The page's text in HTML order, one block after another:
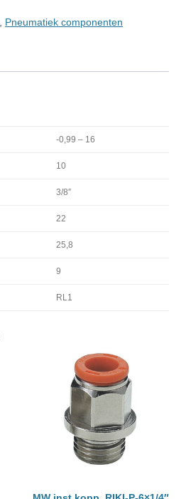
Pneumatiek componenten
-0,99 – 16
10
3/8″
22
25,8
9
RL1